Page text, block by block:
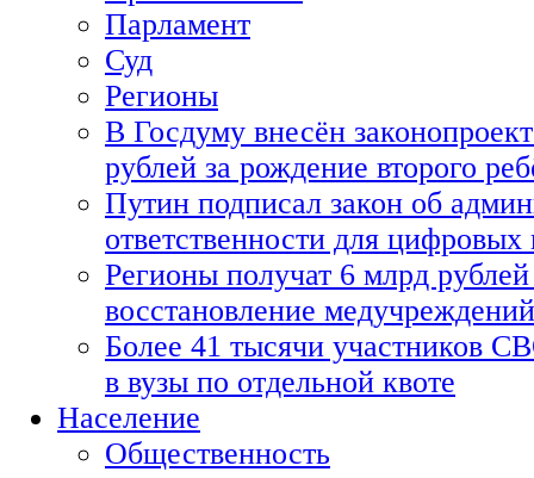
Парламент
Суд
Регионы
В Госдуму внесён
рублей за рождение второго
Путин подписал закон об
ответственности для
Регионы получат 6 млрд рублей
восстановление медучреждений
Более 41 тысячи участников
в вузы по отдельной квоте
Население
Общественность